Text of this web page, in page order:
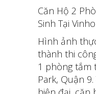
Căn Hộ 2
Sinh Tại
Hình ảnh
thành thi
1 phòng tắm
Park, Quận